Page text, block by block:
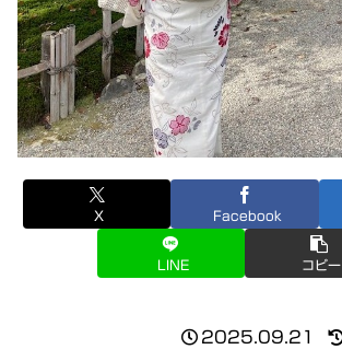
X Facebook
LINE コピー
2025.09.21